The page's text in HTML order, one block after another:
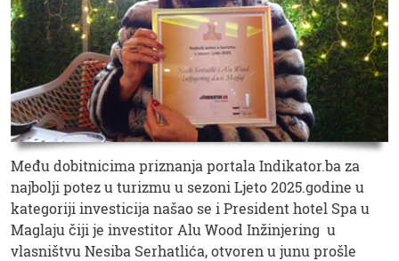
Među dobitnicima priznanja portala Indikator.ba za
najbolji potez u turizmu u sezoni Ljeto 2025.godine u
kategoriji investicija našao se i President hotel Spa u
Maglaju čiji je investitor Alu Wood Inžinjering u
vlasništvu Nesiba Serhatlića, otvoren u junu prošle